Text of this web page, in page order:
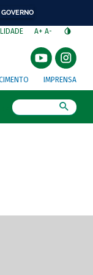
A+ A-
IMPRENSA